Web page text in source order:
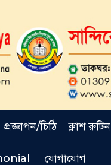
প্রজ্ঞাপন/চিঠি ক্লাশ রুটিন
যোগাযোগ